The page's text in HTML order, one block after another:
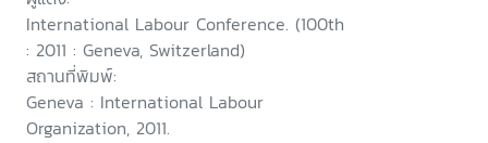
International Labour Conference. (100th
: 2011 : Geneva, Switzerland)
สถานที่พิมพ์:
Geneva : International Labour
Organization, 2011.